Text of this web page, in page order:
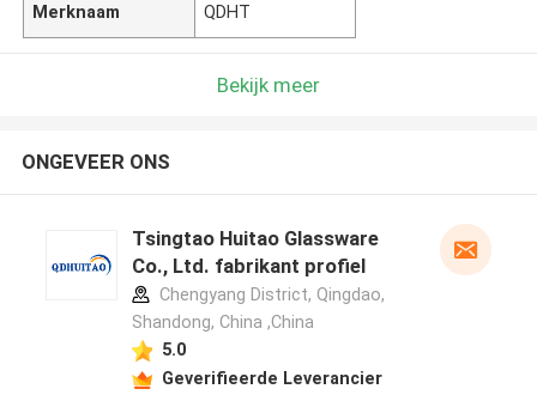
Merknaam QDHT
Bekijk meer
ONGEVEER ONS
Tsingtao Huitao Glassware
Co., Ltd. fabrikant profiel
Chengyang District, Qingdao,
Shandong, China ,China
5.0
Geverifieerde Leverancier